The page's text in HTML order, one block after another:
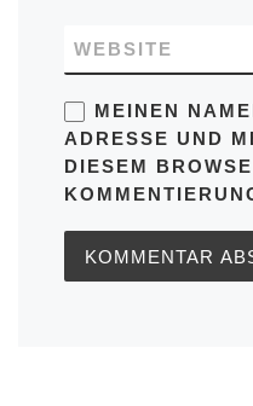
WEBSITE
MEINEN
ADRESSE UND
DIESEM